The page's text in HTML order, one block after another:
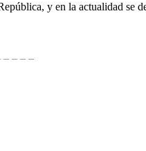
y en la actualidad se
– – – –